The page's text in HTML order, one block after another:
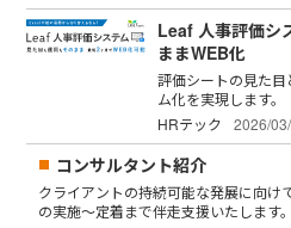
Leaf 人事評価シ
ままWEB化
評価シートの見た
ム化を実現します。
HRテック
2026/
コンサルタント紹介
クライアントの持続可能な発展に向け
の実施～定着まで伴走支援いたします。